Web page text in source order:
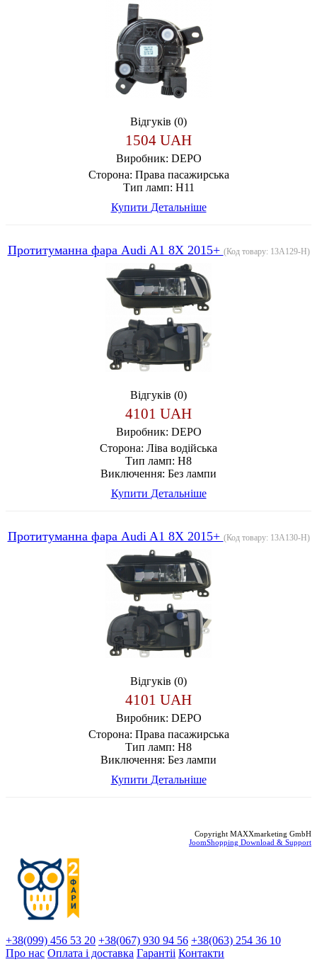
Відгуків (0)
1504 UAH
Виробник: DEPO
Сторона: Права пасажирська
Тип ламп: H11
Купити Детальніше
Протитуманна фара Audi A1 8X 2015+ (Код товару: 13A129-H)
Відгуків (0)
4101 UAH
Виробник: DEPO
Сторона: Ліва водійська
Тип ламп: H8
Виключення: Без лампи
Купити Детальніше
Протитуманна фара Audi A1 8X 2015+ (Код товару: 13A130-H)
Відгуків (0)
4101 UAH
Виробник: DEPO
Сторона: Права пасажирська
Тип ламп: H8
Виключення: Без лампи
Купити Детальніше
Copyright MAXXmarketing GmbH
JoomShopping Download & Support
+38(099) 456 53 20 +38(067) 930 94 56 +38(063) 254 36 10
Про нас Оплата і доставка Гарантіi Контакти